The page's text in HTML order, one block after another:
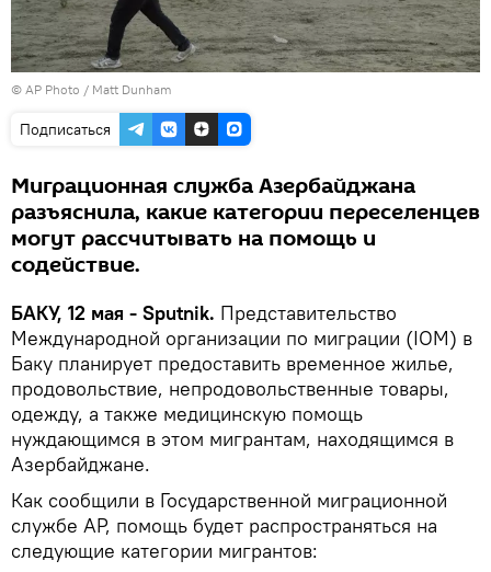
© AP Photo / Matt Dunham
Подписаться
Миграционная служба Азербайджана
разъяснила, какие категории переселенцев
могут рассчитывать на помощь и
содействие.
БАКУ, 12 мая - Sputnik. Представительство
Международной организации по миграции (IOM) в
Баку планирует предоставить временное жилье,
продовольствие, непродовольственные товары,
одежду, а также медицинскую помощь
нуждающимся в этом мигрантам, находящимся в
Азербайджане.
Как сообщили в Государственной миграционной
службе АР, помощь будет распространяться на
следующие категории мигрантов: